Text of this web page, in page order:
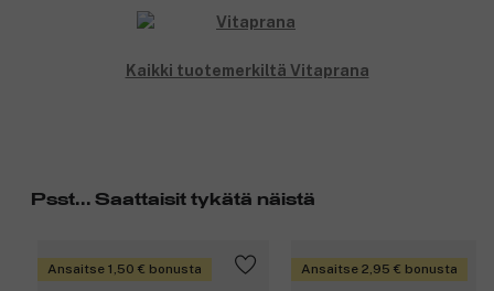
Kaikki tuotemerkiltä Vitaprana
Psst... Saattaisit tykätä näistä
Ansaitse 1,50 € bonusta Ansaitse 2,95 € bonusta